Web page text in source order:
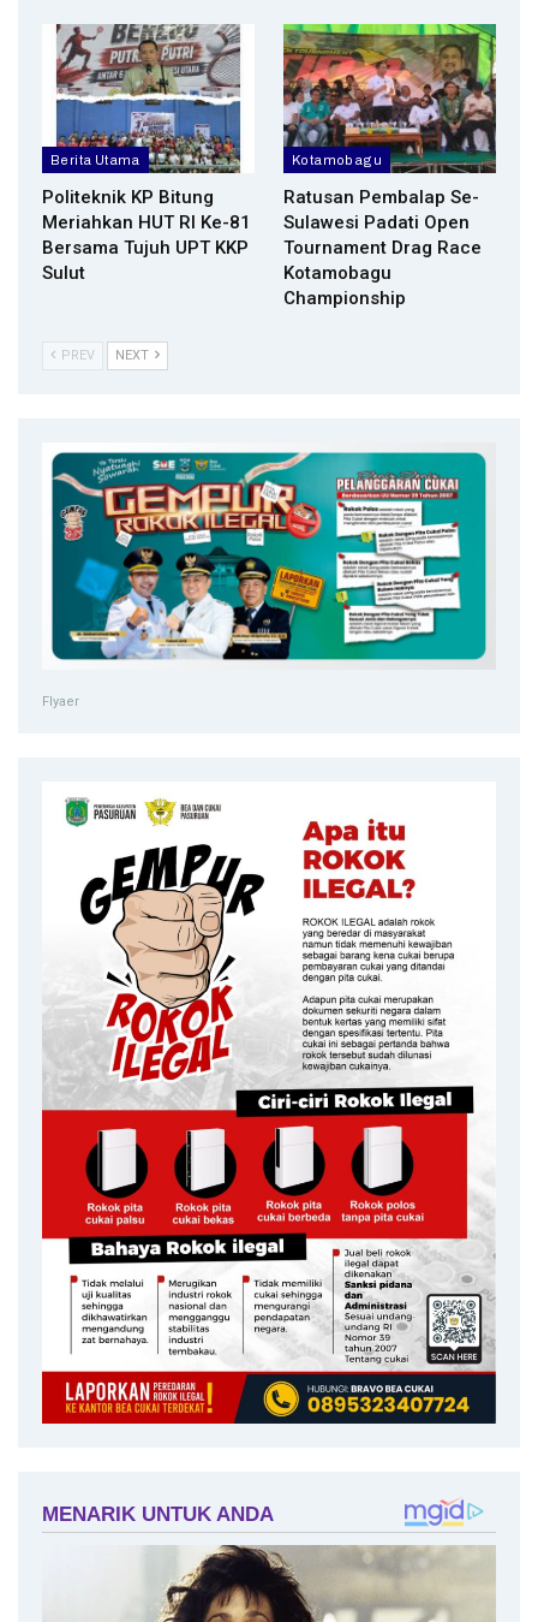
Berita Utama
Politeknik KP Bitung
Meriahkan HUT RI Ke-81
Bersama Tujuh UPT KKP
Sulut
Kotamobagu
Ratusan Pembalap Se-
Sulawesi Padati Open
Tournament Drag Race
Kotamobagu
Championship
PREV NEXT
Flyaer